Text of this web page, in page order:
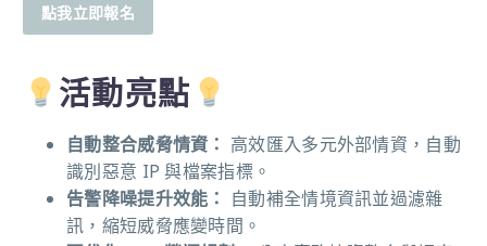
點我立即報名
活動亮點
自動整合威脅情資： 高效匯入多元外部情資，自動
識別惡意 IP 與檔案指標。
告警降噪提升效能： 自動補全情境資訊並過濾雜
訊，縮短威脅應變時間。